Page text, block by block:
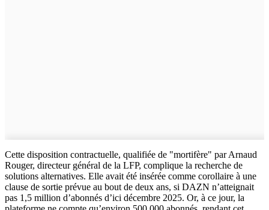
Cette disposition contractuelle, qualifiée de "mortifère" par Arnaud
Rouger, directeur général de la LFP, complique la recherche de
solutions alternatives. Elle avait été insérée comme corollaire à une
clause de sortie prévue au bout de deux ans, si DAZN n’atteignait
pas 1,5 million d’abonnés d’ici décembre 2025. Or, à ce jour, la